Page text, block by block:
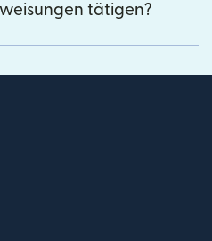
tätigen?